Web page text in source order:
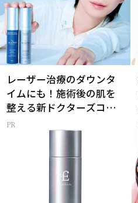
レーザー治療のダウンタ
イムにも！施術後の肌を
整える新ドクターズコス
メ